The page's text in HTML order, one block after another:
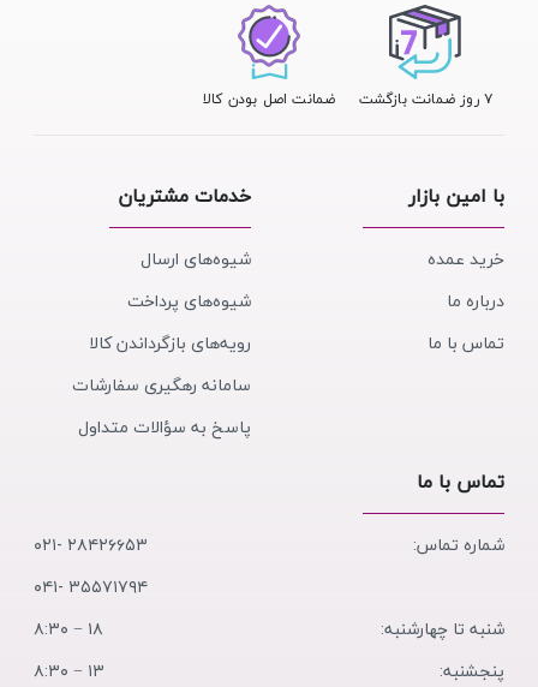
۷ روز ضمانت بازگشت ضمانت اصل بودن کالا
با امین بازار
خرید عمده
درباره ما
تماس با ما
خدمات مشتریان
شیوه‌های ارسال
شیوه‌های پرداخت
رویه‌های بازگرداندن کالا
سامانه رهگیری سفارشات
پاسخ به سؤالات متداول
تماس با ما
شماره تماس:
۲۸۴۲۶۶۵۳ -۰۲۱
۳۵۵۷۱۷۹۴ -۰۴۱
شنبه تا چهارشنبه:
۱۸ − ۸:۳۰
پنجشنبه:
۱۳ − ۸:۳۰